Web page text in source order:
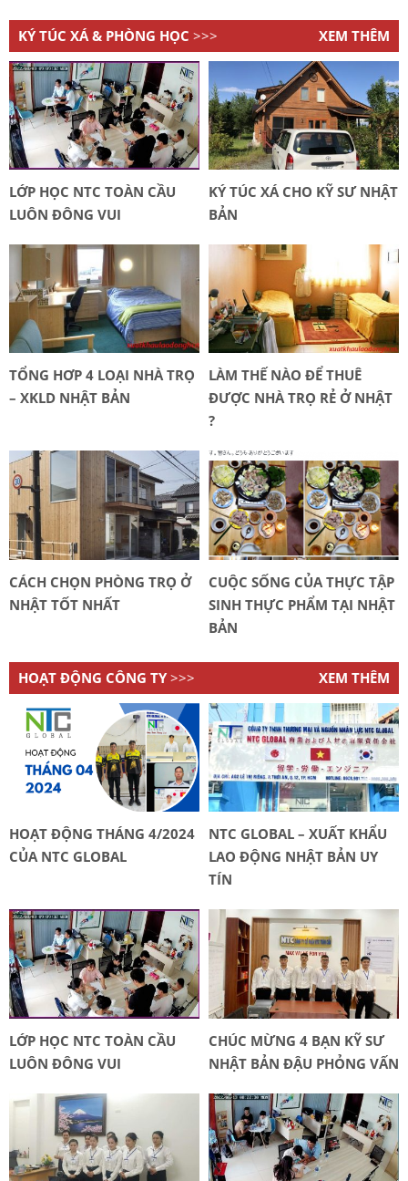
KÝ TÚC XÁ & PHÒNG HỌC >>> XEM THÊM
LỚP HỌC NTC TOÀN CẦU
LUÔN ĐÔNG VUI
KÝ TÚC XÁ CHO KỸ SƯ NHẬT
BẢN
TỔNG HƠP 4 LOẠI NHÀ TRỌ
– XKLD NHẬT BẢN
LÀM THẾ NÀO ĐỂ THUÊ
ĐƯỢC NHÀ TRỌ RẺ Ở NHẬT
?
CÁCH CHỌN PHÒNG TRỌ Ở
NHẬT TỐT NHẤT
CUỘC SỐNG CỦA THỰC TẬP
SINH THỰC PHẨM TẠI NHẬT
BẢN
HOẠT ĐỘNG CÔNG TY>>> XEM THÊM
HOẠT ĐỘNG THÁNG 4/2024
CỦA NTC GLOBAL
NTC GLOBAL – XUẤT KHẨU
LAO ĐỘNG NHẬT BẢN UY
TÍN
LỚP HỌC NTC TOÀN CẦU
LUÔN ĐÔNG VUI
CHÚC MỪNG 4 BẠN KỸ SƯ
NHẬT BẢN ĐẬU PHỎNG VẤN